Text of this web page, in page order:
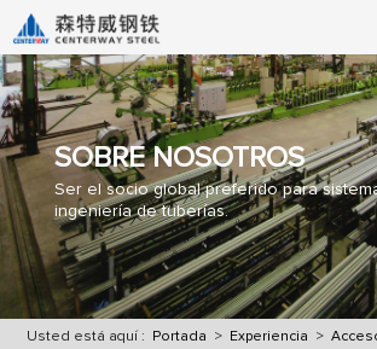
SOBRE NOSOTROS
Ser el socio global preferido para
ingeniería de tuberías.
Usted está aquí : Portada > Experiencia >